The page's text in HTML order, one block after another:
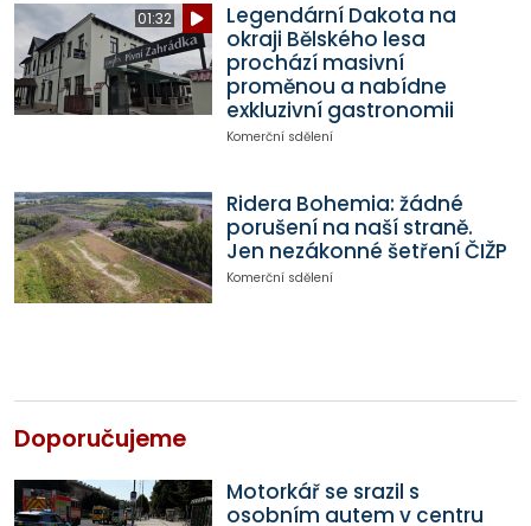
01:32
Legendární Dakota na
okraji Bělského lesa
prochází masivní
proměnou a nabídne
exkluzivní gastronomii
Komerční sdělení
Ridera Bohemia: žádné
porušení na naší straně.
Jen nezákonné šetření ČIŽP
Komerční sdělení
Doporučujeme
Motorkář se srazil s
osobním autem v centru